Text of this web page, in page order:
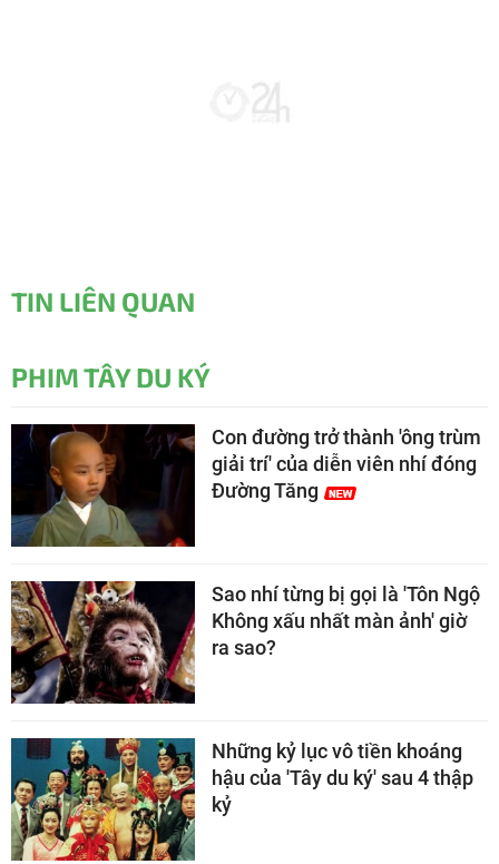
TIN LIÊN QUAN
PHIM TÂY DU KÝ
Con đường trở thành 'ông trùm
giải trí' của diễn viên nhí đóng
Đường Tăng
Sao nhí từng bị gọi là 'Tôn Ngộ
Không xấu nhất màn ảnh' giờ
ra sao?
Những kỷ lục vô tiền khoáng
hậu của 'Tây du ký' sau 4 thập
kỷ